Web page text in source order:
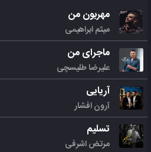
مهربون من
میثم ابراهیمی
ماجرای من
علیرضا طلیسچی
آریایی
آرون افشار
تسلیم
مرتض اشرفی